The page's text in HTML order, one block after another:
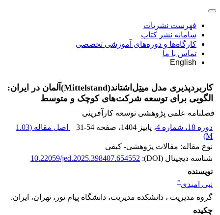
فهرست نشریات
سامانه نشر کتاب
کارگاه‌ها و دوره‌های آموزشی تخصصی
تماس با ما
English
کاربردپذیری مدل میتِل‌اشتاند(Mittelstand)آلمان در ایران:
الگویی برای توسعه شرکت‌های کوچک و متوسط
فصلنامه علمی پژوهشی توسعه کارآفرینی
دوره 18، شماره 4
، پاییز 1404 ، صفحه 31-54 اصل مقاله (1.03
M
)
نوع مقاله: مقالات پژوهشی- کیفی
شناسه دیجیتال (DOI):
10.22059/jed.2025.398407.654552
نویسنده
نبی امیدی*
گروه مدیریت ، دانشکده مدیریت، دانشگاه پیام نور، تهران، ایران.
چکیده